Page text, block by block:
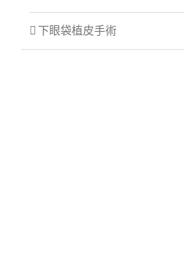
下眼袋植皮手術